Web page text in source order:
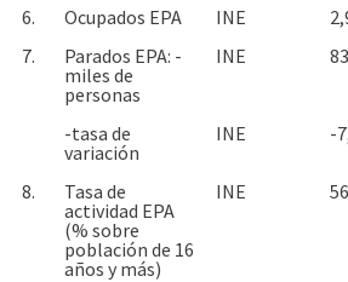
6. Ocupados EPA INE
7.
Parados EPA: -
miles de
personas
INE
-tasa de
variación
INE -
8.
Tasa de
actividad EPA
(% sobre
población de 16
años y más)
INE